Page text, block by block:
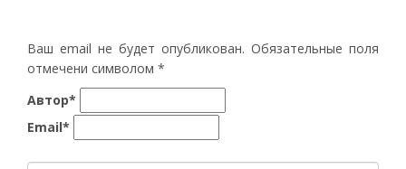
Ваш email не будет опубликован. Обязательные поля
отмечени символом *
Автор*
Email*